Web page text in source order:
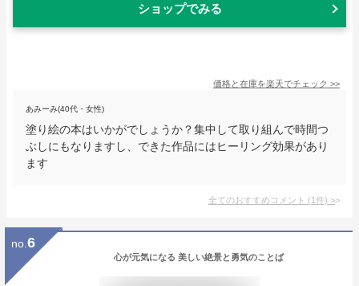
ショップでみる
価格と在庫を楽天でチェック >>
あみーみ(40代・女性)
塗り絵の本はいかがでしょうか？集中して取り組んで時間つ
ぶしにもなりますし、できた作品にはヒーリング効果があり
ます
全てのおすすめコメント (1件) >
no. 6
心が元気になる 美しい絶景と勇気のことば